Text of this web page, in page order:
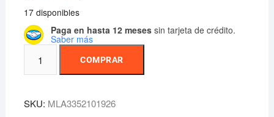
17 disponibles
Paga en hasta 12 mesessin tarjeta de crédito.
Saber más
Con
COMPRAR
SKU: MLA3352101926